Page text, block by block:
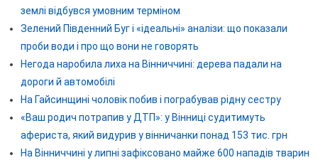
землі відбувся умовним терміном
Зелений Південний Буг і «ідеальні» аналізи: що показали
проби води і про що вони не говорять
Негода наробила лиха на Вінниччині: дерева падали на
дороги й автомобілі
На Гайсинщині чоловік побив і пограбував рідну сестру
«Ваш родич потрапив у ДТП»: у Вінниці судитимуть
афериста, який видурив у вінничанки понад 153 тис. грн
На Вінниччині у липні зафіксовано майже 600 нападів тварин